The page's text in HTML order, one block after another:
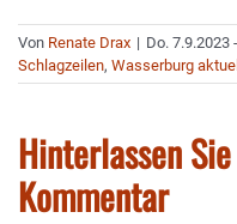
Von Renate Drax | Do. 7.9.2023
Schlagzeilen,Wasserburg aktuell
Hinterlassen
Kommentar